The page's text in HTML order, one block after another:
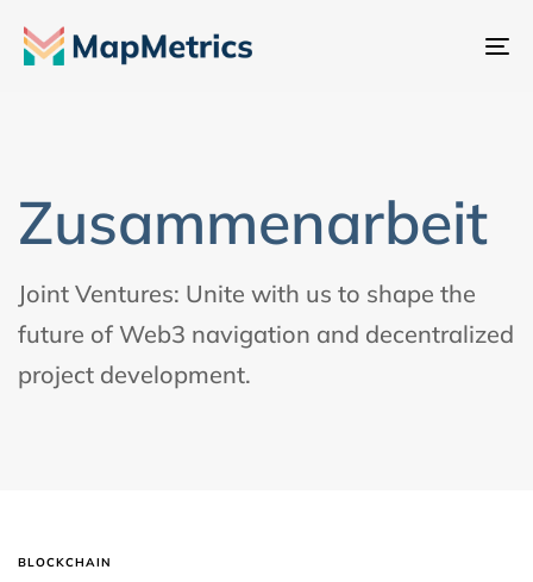
Zusammenarbeit
Joint Ventures: Unite with us to shape the
future of Web3 navigation and decentralized
project development.
BLOCKCHAIN